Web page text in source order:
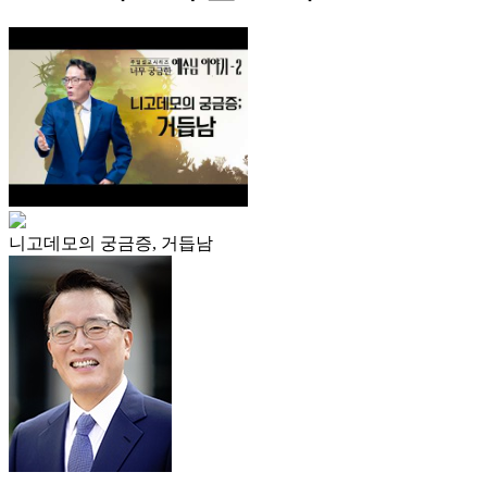
니고데모의 궁금증, 거듭남